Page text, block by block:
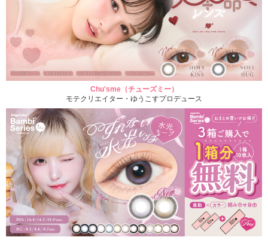
Chu'sme（チューズミー）
モテクリエイター・ゆうこすプロデュース